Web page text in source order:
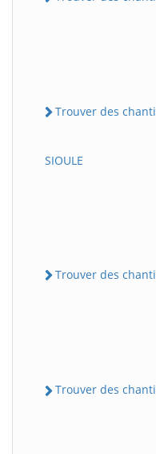
Trouver des
SIOULE
Trouver des
Trouver des